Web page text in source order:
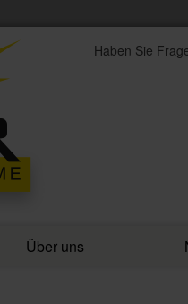
Haben Sie
Über uns